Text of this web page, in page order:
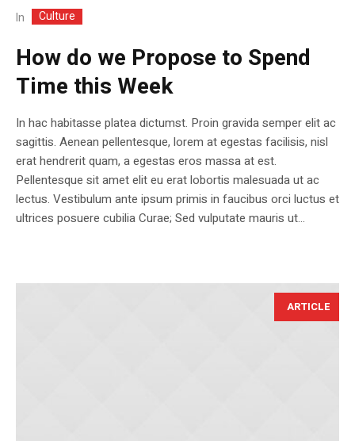
In Culture
How do we Propose to Spend
Time this Week
In hac habitasse platea dictumst. Proin gravida semper elit ac
sagittis. Aenean pellentesque, lorem at egestas facilisis, nisl
erat hendrerit quam, a egestas eros massa at est.
Pellentesque sit amet elit eu erat lobortis malesuada ut ac
lectus. Vestibulum ante ipsum primis in faucibus orci luctus et
ultrices posuere cubilia Curae; Sed vulputate mauris ut...
ARTICLE